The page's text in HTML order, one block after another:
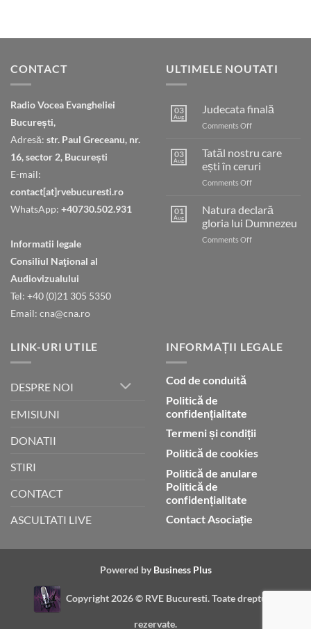
CONTACT
Radio Vocea Evangheliei
București,
Adresă: str. Paul Greceanu, nr.
16, sector 2, București
E-mail:
contact[at]rvebucuresti.ro
WhatsApp: +40730.502.931
Informatii legale
Consiliul Naţional al
Audiovizualului
Tel: +40 (0)21 305 5350
Email: cna@cna.ro
ULTIMELE NOUTATI
03
Aug
Judecata finală
Comments Offon
03
Aug
Tatăl nostru care
ești în ceruri
Comments Offon
nostru
care
ești
în
01
Aug
Natura declară
gloria lui Dumnezeu
Comments Offon
LINK-URI UTILE
DESPRE NOI
EMISIUNI
DONATII
STIRI
CONTACT
ASCULTATI LIVE
INFORMAȚII LEGALE
Cod de conduită
Politică de
confidențialitate
Termeni și condiții
Politică de cookies
Politică de anulare
Politică de
confidențialitate
Contact Asociație
Powered by Business Plus
Copyright 2026 © RVE Bucuresti. Toate drepturile
rezervate.